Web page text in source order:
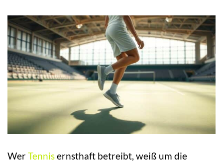
WerTennisernsthaft betreibt, weiß um die